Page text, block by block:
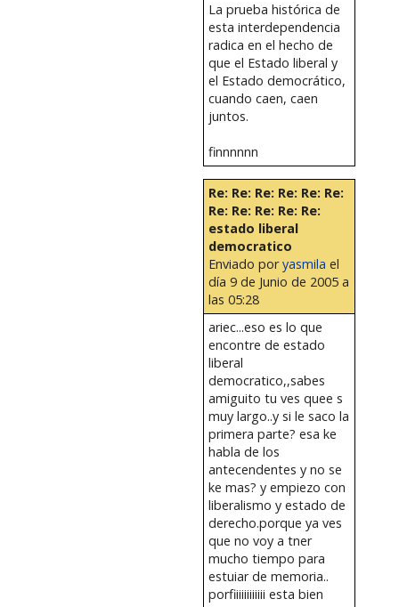
La prueba histórica de
esta interdependencia
radica en el hecho de
que el Estado liberal y
el Estado democrático,
cuando caen, caen
juntos.
finnnnnn
Re: Re: Re: Re: Re: Re:
Re: Re: Re: Re: Re:
estado liberal
democratico
Enviado poryasmila el
día 9 de Junio de 2005 a
las 05:28
ariec...eso es lo que
encontre de estado
liberal
democratico,,sabes
amiguito tu ves quee s
muy largo..y si le saco la
primera parte? esa ke
habla de los
antecendentes y no se
ke mas? y empiezo con
liberalismo y estado de
derecho.porque ya ves
que no voy a tner
mucho tiempo para
estuiar de memoria..
porfiiiiiiiiiiii esta bien